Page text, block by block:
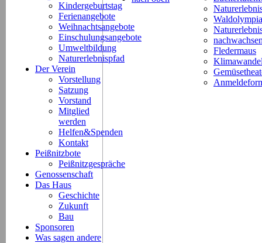
Fledermaus
Kindergeburtstag
Ferienangebote
Weihnachtsangebote
Einschulungsangebote
Umweltbildung
Naturerlebnispfad
Der Verein
Vorstellung
Satzung
Vorstand
Mitglied
werden
Helfen&Spenden
Kontakt
Peißnitzbote
Peißnitzgespräche
Genossenschaft
Das Haus
Geschichte
Zukunft
Bau
Sponsoren
Was sagen andere